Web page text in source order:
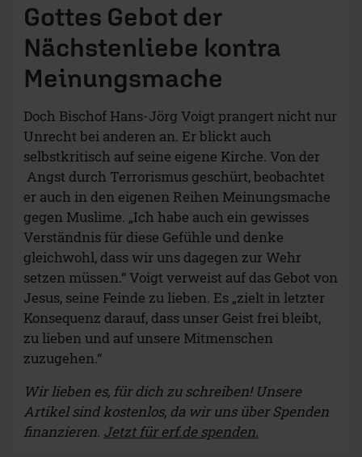
Gottes Gebot der
Nächstenliebe kontra
Meinungsmache
Doch Bischof Hans-Jörg Voigt prangert nicht nur
Unrecht bei anderen an. Er blickt auch
selbstkritisch auf seine eigene Kirche. Von der
Angst durch Terrorismus geschürt, beobachtet
er auch in den eigenen Reihen Meinungsmache
gegen Muslime. „Ich habe auch ein gewisses
Verständnis für diese Gefühle und denke
gleichwohl, dass wir uns dagegen zur Wehr
setzen müssen.“ Voigt verweist auf das Gebot von
Jesus, seine Feinde zu lieben. Es „zielt in letzter
Konsequenz darauf, dass unser Geist frei bleibt,
zu lieben und auf unsere Mitmenschen
zuzugehen.“
Wir lieben es, für dich zu schreiben! Unsere
Artikel sind kostenlos, da wir uns über Spenden
finanzieren. Jetzt für erf.de spenden.